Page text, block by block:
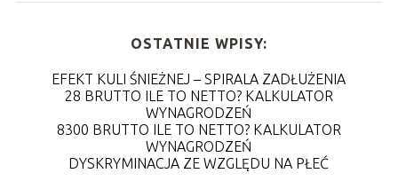
OSTATNIE WPISY:
EFEKT KULI ŚNIEŻNEJ – SPIRALA ZADŁUŻENIA
28 BRUTTO ILE TO NETTO? KALKULATOR
WYNAGRODZEŃ
8300 BRUTTO ILE TO NETTO? KALKULATOR
WYNAGRODZEŃ
DYSKRYMINACJA ZE WZGLĘDU NA PŁEĆ